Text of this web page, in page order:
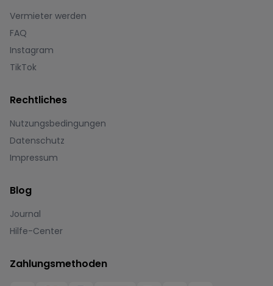
Vermieter werden
FAQ
Instagram
TikTok
Rechtliches
Nutzungsbedingungen
Datenschutz
Impressum
Blog
Journal
Hilfe-Center
Zahlungsmethoden